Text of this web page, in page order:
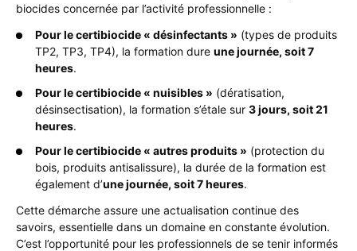
biocides concernée par l’activité professionnelle :
Pour le certibiocide « désinfectants » (types de produits
TP2, TP3, TP4), la formation dure une journée, soit 7
heures.
Pour le certibiocide « nuisibles » (dératisation,
désinsectisation), la formation s’étale sur 3 jours, soit 21
heures.
Pour le certibiocide « autres produits » (protection du
bois, produits antisalissure), la durée de la formation est
également d’une journée, soit 7 heures.
Cette démarche assure une actualisation continue des
savoirs, essentielle dans un domaine en constante évolution.
C’est l’opportunité pour les professionnels de se tenir informés